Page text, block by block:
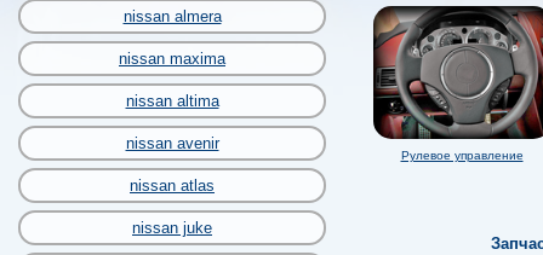
nissan almera
nissan maxima
nissan altima
nissan avenir
nissan atlas
nissan juke
Рулевое управление